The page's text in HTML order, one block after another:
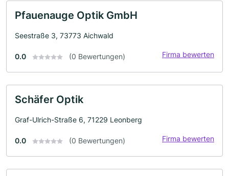
Pfauenauge Optik GmbH
Seestraße 3, 73773 Aichwald
0.0 (0 Bewertungen) Firma bewerten
Schäfer Optik
Graf-Ulrich-Straße 6, 71229 Leonberg
0.0 (0 Bewertungen) Firma bewerten